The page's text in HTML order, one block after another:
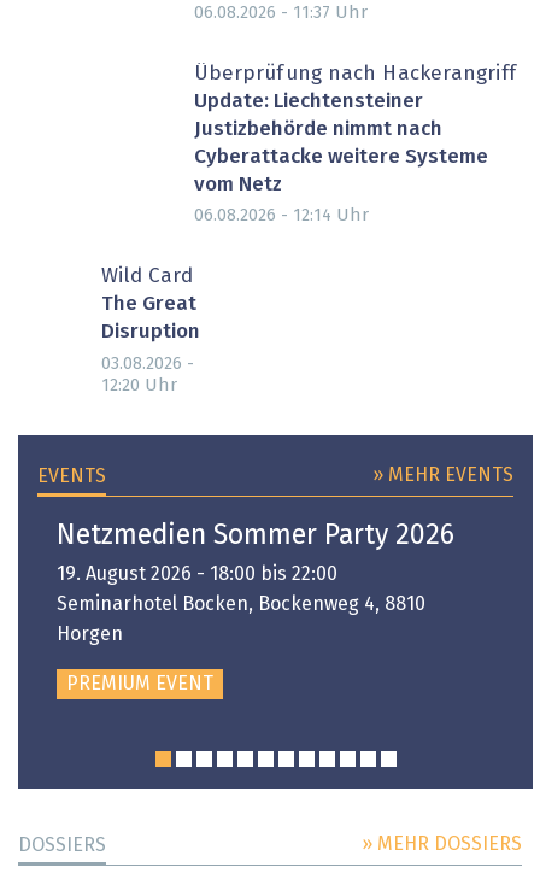
06.08.2026 - 11:37 Uhr
Überprüfung nach Hackerangriff
Update: Liechtensteiner
Justizbehörde nimmt nach
Cyberattacke weitere Systeme
vom Netz
06.08.2026 - 12:14 Uhr
Wild Card
The Great
Disruption
03.08.2026 -
12:20 Uhr
EVENTS » MEHR EVENTS
Netzmedien Sommer Party 2026
19. August 2026 - 18:00 bis 22:00
Seminarhotel Bocken, Bockenweg 4, 8810
Horgen
PREMIUM EVENT
DOSSIERS » MEHR DOSSIERS